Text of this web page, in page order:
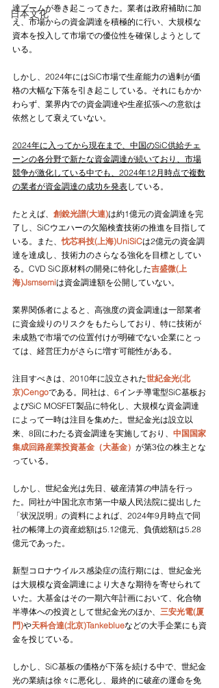
日本文化
達ブームが巻き起こってきた。業者は政府補助に加
え、市場からの資金調達を積極的に行い、大規模な
資本を投入して市場での優位性を確保しようとして
いる。
しかし、2024年にはSiC市場で生産能力の過剰が価
格の大幅な下落を引き起こしている。それにもかか
わらず、業界内での資金調達や生産拡張への意欲は
依然として衰えていない。
2024年に入ってから現在まで、中国のSiC供給チェ
ーンの各分野で新たな資金調達が続いており、市場
競争が激化している中でも、2024年12月時点で複数
の業者が資金調達の成功を発表している。
たとえば、 創銳光譜(大連)は約1億元の資金調達を完
了し、SiCウエハーの欠陥検査技術の推進を目指して
いる。また、忱芯科技(上海)UniSiCは2億元の資金調
達を達成し、技術力のさらなる強化を目標としてい
る。CVD SiC原材料の開発に特化した吉盛微(上
海)Jsmsemiは資金調達額を公開していない。
業界関係者によると、高強度の資金調達は一部業者
に資金繰りのリスクをもたらしており、特に技術が
未成熟で市場での位置付けが明確でない企業にとっ
ては、経営圧力がさらに増す可能性がある。
注目すべきは、2010年に設立された世紀金光(北
京)Cengoである。同社は、6インチ導電型SiC基板お
よびSiC MOSFET製品に特化し、大規模な資金調達
によって一時は注目を集めた。世紀金光は設立以
来、8回にわたる資金調達を実施しており、 中国国家
集成回路産業投資基金（大基金） が第3位の株主とな
っている。
しかし、世紀金光は先日、破産清算の申請を行っ
た。同社が中国北京市第一中級人民法院に提出した
「状況説明」の資料によれば、2024年9月時点で同
社の帳簿上の資産総額は5.12億元、負債総額は5.28
億元であった。
新型コロナウイルス感染症の流行期には、世紀金光
は大規模な資金調達により大きな期待を寄せられて
いた。大基金はその一期六年計画において、化合物
半導体への投資として世紀金光のほか、 三安光電(厦
門)や天科合達(北京)Tankeblueなどの大手企業にも資
金を投じている。
しかし、SiC基板の価格が下落を続ける中で、世紀金
光の業績は徐々に悪化し、最終的に破産の運命を免